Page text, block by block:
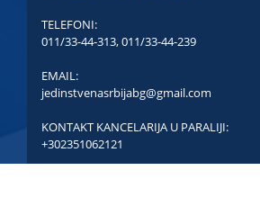
TELEFONI:
011/33-44-313,011/33-44-239
EMAIL:
jedinstvenasrbijabg@gmail.com
KONTAKT KANCELARIJA U PARALIJI:
+302351062121